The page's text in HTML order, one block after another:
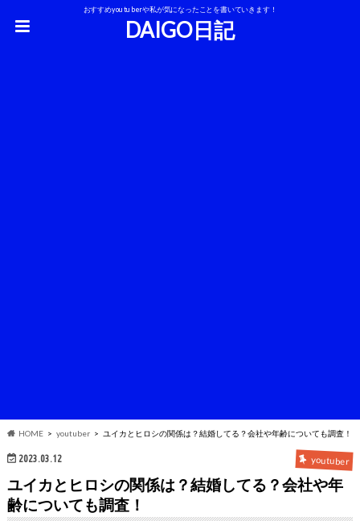
おすすめyoutuberや私が気になったことを書いていきます！
DAIGO日記
HOME youtuber ユイカとヒロシの関係は？結婚してる？会社や年齢についても調査！
2023.03.12 youtuber
ユイカとヒロシの関係は？結婚してる？会社や年
齢についても調査！